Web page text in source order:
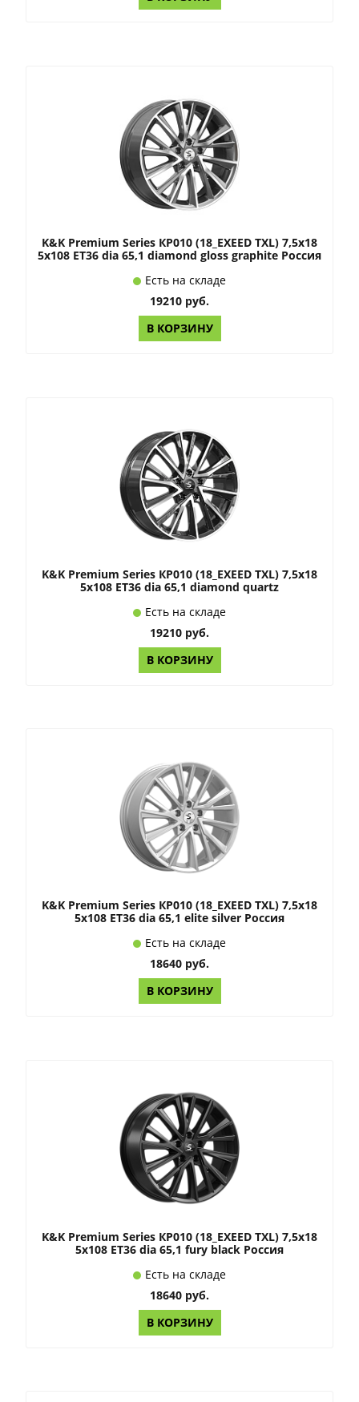
K&K Premium Series КР010 (18_EXEED TXL) 7,5x18
5x108 ET36 dia 65,1 diamond gloss graphite Россия
Есть на складе
19210 руб.
В КОРЗИНУ
K&K Premium Series КР010 (18_EXEED TXL) 7,5x18
5x108 ET36 dia 65,1 diamond quartz
Есть на складе
19210 руб.
В КОРЗИНУ
K&K Premium Series КР010 (18_EXEED TXL) 7,5x18
5x108 ET36 dia 65,1 elite silver Россия
Есть на складе
18640 руб.
В КОРЗИНУ
K&K Premium Series КР010 (18_EXEED TXL) 7,5x18
5x108 ET36 dia 65,1 fury black Россия
Есть на складе
18640 руб.
В КОРЗИНУ